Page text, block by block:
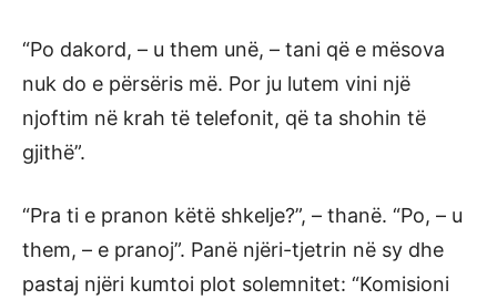
“Po dakord, – u them unë, – tani që e mësova
nuk do e përsëris më. Por ju lutem vini një
njoftim në krah të telefonit, që ta shohin të
gjithë”.
“Pra ti e pranon këtë shkelje?”, – thanë. “Po, – u
them, – e pranoj”. Panë njëri-tjetrin në sy dhe
pastaj njëri kumtoi plot solemnitet: “Komisioni